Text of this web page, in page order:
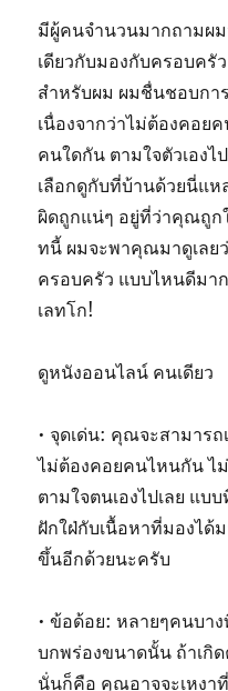
มีผู้คนจำนวนมากถามผ
เดียวกับมองกับครอบครั
สำหรับผม ผมชื่นชอบกา
เนื่องจากว่าไม่ต้องคอย
คนใดกัน ตามใจตัวเอง
เลือกดูกับที่บ้านด้วยนี่แ
ผิดถูกแน่ๆ อยู่ที่ว่าคุณถูก
ทนี้ ผมจะพาคุณมาดูเลย
ครอบครัว แบบไหนดีมา
เลทโก!
ดูหนังออนไลน์ คนเดียว
• จุดเด่น: คุณจะสามาร
ไม่ต้องคอยคนไหนกัน ไ
ตามใจตนเองไปเลย แบ
ฝักใฝ่กับเนื้อหาที่มองได้
ขึ้นอีกด้วยนะครับ
• ข้อด้อย: หลายๆคนบา
บกพร่องขนาดนั้น ถ้าเกิ
นั่นก็คือ คุณอาจจะเหงา